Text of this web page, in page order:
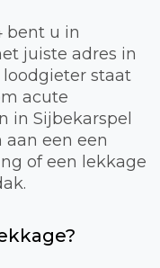
bent u in
juiste adres in
loodgieter staat
acute
in Sijbekarspel
een een
of een lekkage